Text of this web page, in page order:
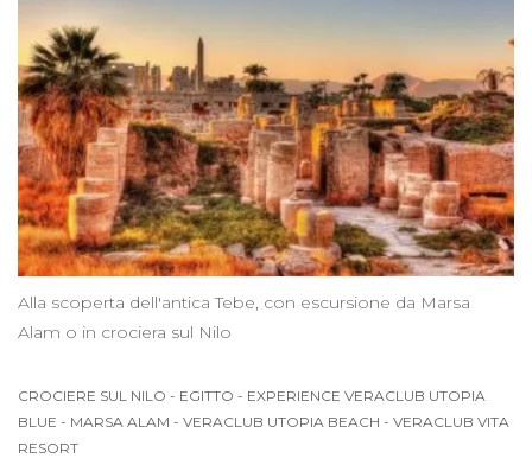
Alla scoperta dell'antica Tebe, con escursione da Marsa
Alam o in crociera sul Nilo
CROCIERE SUL NILO - EGITTO - EXPERIENCE VERACLUB UTOPIA
BLUE - MARSA ALAM - VERACLUB UTOPIA BEACH - VERACLUB VITA
RESORT